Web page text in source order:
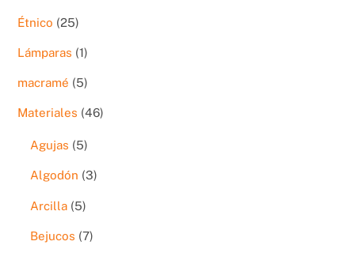
Étnico 2525
Lámparas 11
macramé 55
Materiales 4646
Agujas
55
Algodón 33
Arcilla 55
Bejucos 77